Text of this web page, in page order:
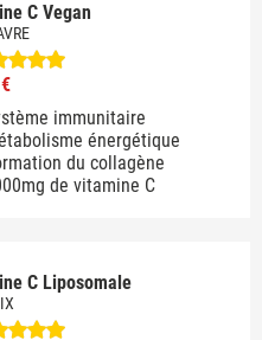
C Vegan
immunitaire
énergétique
du collagène
de vitamine C
C Liposomale